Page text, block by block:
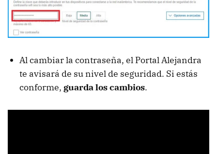
Al cambiar la contraseña, el Portal Alejandra
te avisará de su nivel de seguridad. Si estás
conforme, guarda los cambios.